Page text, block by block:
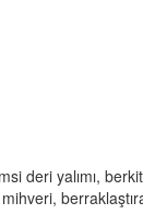
deri yalımı,